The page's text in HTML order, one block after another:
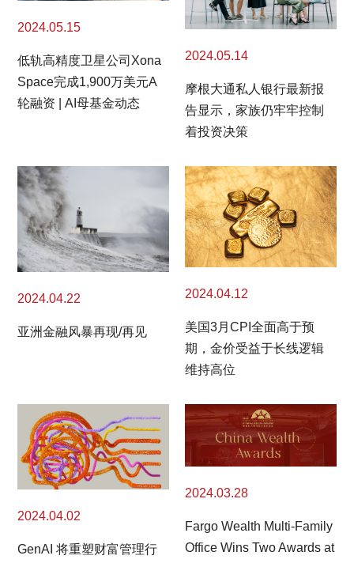
2024.05.15
低轨高精度卫星公司Xona
Space完成1,900万美元A
轮融资 | AI母基金动态
2024.05.14
摩根大通私人银行最新报
告显示，家族仍牢牢控制
着投资决策
2024.04.22
亚洲金融风暴再现/再见
2024.04.12
美国3月CPI全面高于预
期，金价受益于长线逻辑
维持高位
2024.04.02
GenAI 将重塑财富管理行
2024.03.28
Fargo Wealth Multi-Family
Office Wins Two Awards at